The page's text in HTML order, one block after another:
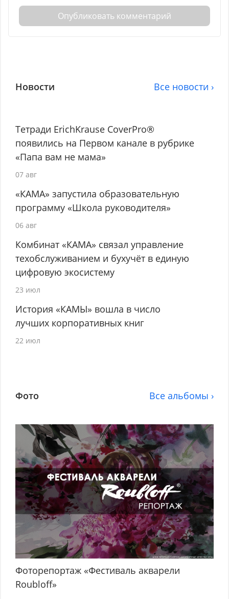
Опубликовать комментарий
Новости Все новости ›
Тетради ErichKrause CoverPro®
появились на Первом канале в рубрике
«Папа вам не мама»
07 авг
«КАМА» запустила образовательную
программу «Школа руководителя»
06 авг
Комбинат «КАМА» связал управление
техобслуживанием и бухучёт в единую
цифровую экосистему
23 июл
История «КАМЫ» вошла в число
лучших корпоративных книг
22 июл
Фото Все альбомы ›
Фоторепортаж «Фестиваль акварели
Roubloff»